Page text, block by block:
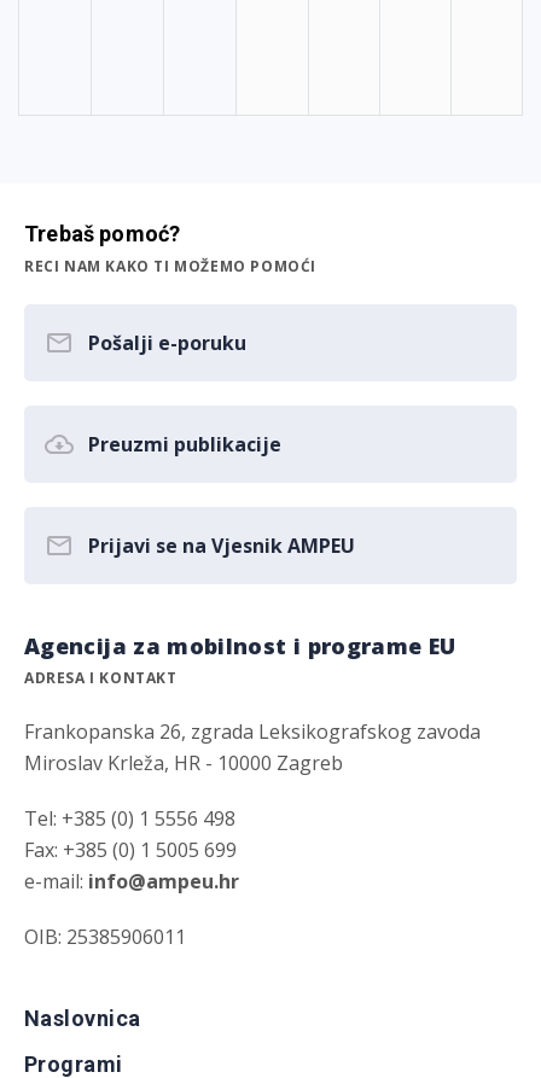
Trebaš pomoć?
RECI NAM KAKO TI MOŽEMO POMOĆI
Pošalji e-poruku
Preuzmi publikacije
Prijavi se na Vjesnik AMPEU
Agencija za mobilnost i programe EU
ADRESA I KONTAKT
Frankopanska 26, zgrada Leksikografskog zavoda
Miroslav Krleža, HR - 10000 Zagreb
Tel: +385 (0) 1 5556 498
Fax: +385 (0) 1 5005 699
e-mail: info@ampeu.hr
OIB: 25385906011
Naslovnica
Programi